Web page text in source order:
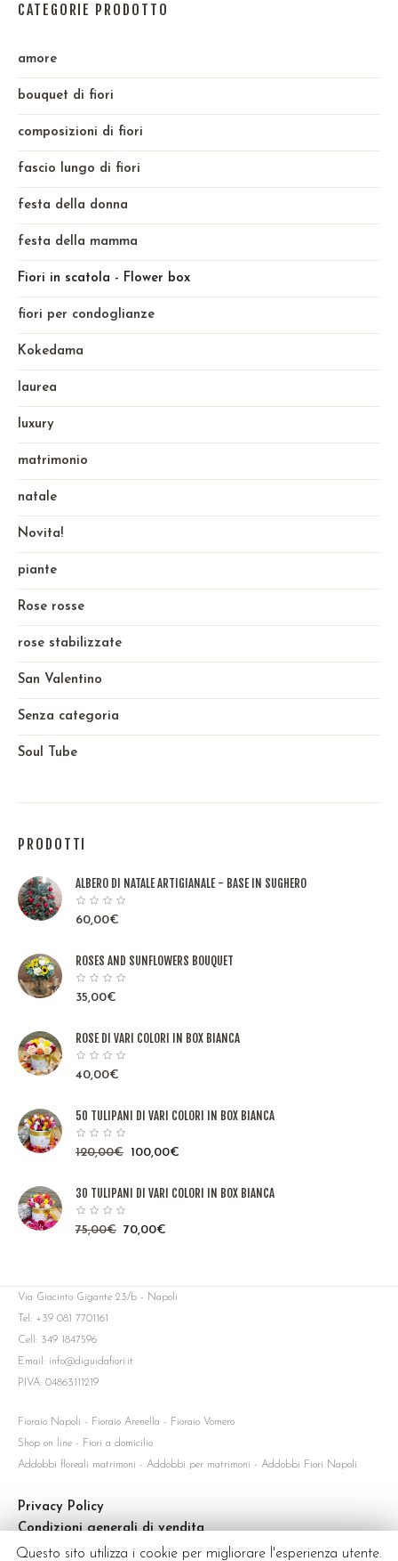
CATEGORIE PRODOTTO
amore
bouquet di fiori
composizioni di fiori
fascio lungo di fiori
festa della donna
festa della mamma
Fiori in scatola - Flower box
fiori per condoglianze
Kokedama
laurea
luxury
matrimonio
natale
Novita!
piante
Rose rosse
rose stabilizzate
San Valentino
Senza categoria
Soul Tube
PRODOTTI
ALBERO DI NATALE ARTIGIANALE - BASE IN SUGHERO
60,00€
ROSES AND SUNFLOWERS BOUQUET
35,00€
ROSE DI VARI COLORI IN BOX BIANCA
40,00€
50 TULIPANI DI VARI COLORI IN BOX BIANCA
120,00€ 100,00€
30 TULIPANI DI VARI COLORI IN BOX BIANCA
75,00€ 70,00€
Via Giacinto Gigante 23/b - Napoli
Tel: +39 081 7701161
Cell: 349 1847596
Email: info@diguidafiori.it
P.IVA: 04863111219
Fioraio Napoli - Fioraio Arenella - Fioraio Vomero
Shop on line - Fiori a domicilio
Addobbi floreali matrimoni - Addobbi per matrimoni - Addobbi Fiori Napoli
Privacy Policy
Condizioni generali di vendita
Servizio di consegna
Questo sito utilizza i cookie per migliorare l'esperienza utente.